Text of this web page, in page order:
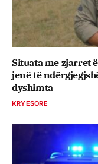
Situata me zjarret
jenë të
dyshimta
KRYESORE